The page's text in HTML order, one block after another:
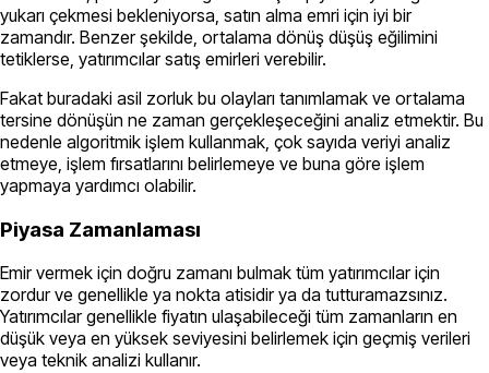
yukarı çekmesi bekleniyorsa, satın alma emri için iyi bir
zamandır. Benzer şekilde, ortalama dönüş düşüş eğilimini
tetiklerse, yatırımcılar satış emirleri verebilir.
Fakat buradaki asil zorluk bu olayları tanımlamak ve ortalama
tersine dönüşün ne zaman gerçekleşeceğini analiz etmektir. Bu
nedenle algoritmik işlem kullanmak, çok sayıda veriyi analiz
etmeye, işlem fırsatlarını belirlemeye ve buna göre işlem
yapmaya yardımcı olabilir.
Piyasa Zamanlaması
Emir vermek için doğru zamanı bulmak tüm yatırımcılar için
zordur ve genellikle ya nokta atisidir ya da tutturamazsınız.
Yatırımcılar genellikle fiyatın ulaşabileceği tüm zamanların en
düşük veya en yüksek seviyesini belirlemek için geçmiş verileri
veya teknik analizi kullanır.